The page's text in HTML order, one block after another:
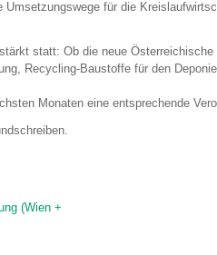
für die
statt: Ob die neue
Recycling-Baustoffe für den
Monaten eine entsprechende
(Wien +